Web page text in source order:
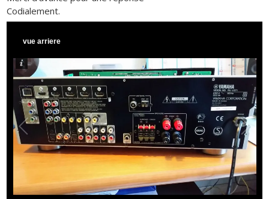
Codialement.
vue arriere